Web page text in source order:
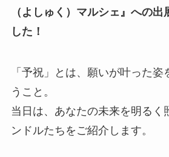
（よしゅく）マルシェ』への出
した！
「予祝」とは、願いが叶った姿
うこと。
当日は、あなたの未来を明るく
ンドルたちをご紹介します。